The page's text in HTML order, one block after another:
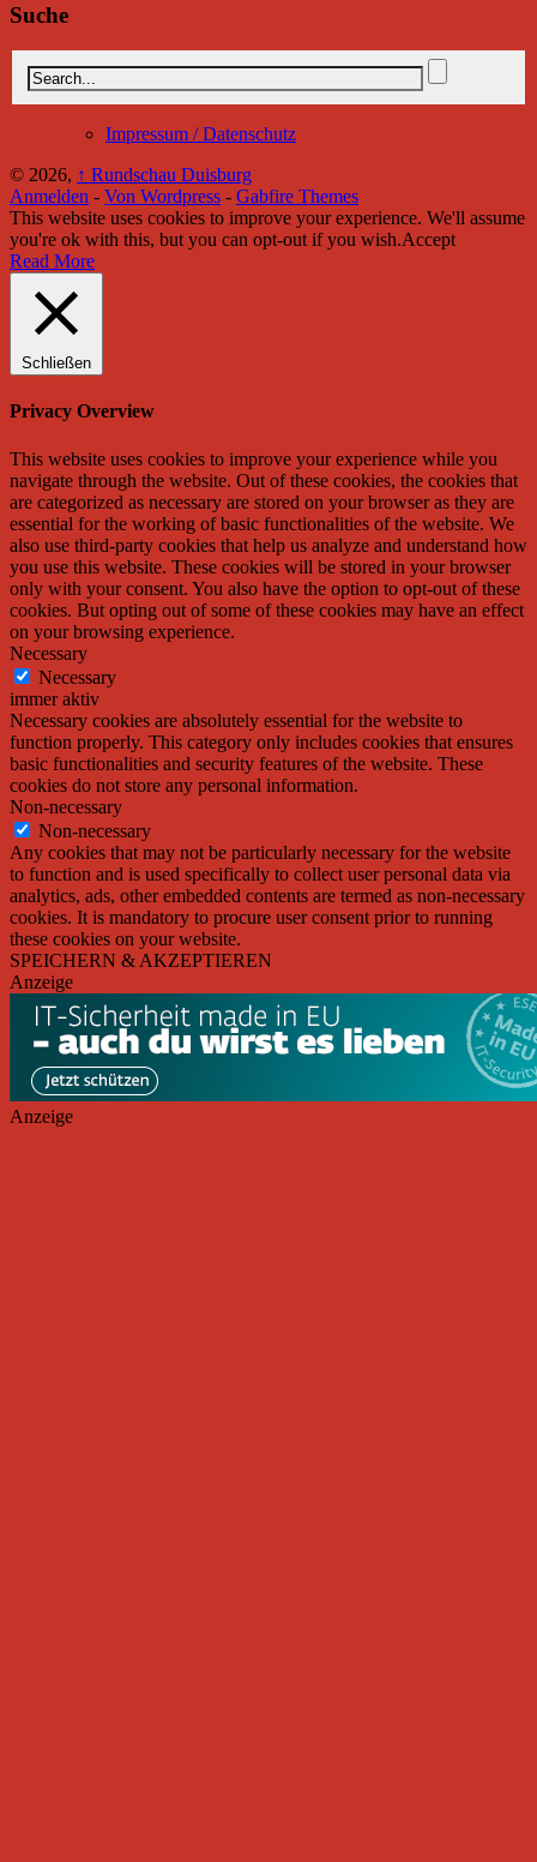
Suche
Impressum / Datenschutz
© 2026, ↑ Rundschau Duisburg
Anmelden - Von Wordpress - Gabfire Themes
This website uses cookies to improve your experience. We'll assume
you're ok with this, but you can opt-out if you wish.Accept
Read More
Schließen
Privacy Overview
This website uses cookies to improve your experience while you
navigate through the website. Out of these cookies, the cookies that
are categorized as necessary are stored on your browser as they are
essential for the working of basic functionalities of the website. We
also use third-party cookies that help us analyze and understand how
you use this website. These cookies will be stored in your browser
only with your consent. You also have the option to opt-out of these
cookies. But opting out of some of these cookies may have an effect
on your browsing experience.
Necessary
Necessary
immer aktiv
Necessary cookies are absolutely essential for the website to
function properly. This category only includes cookies that ensures
basic functionalities and security features of the website. These
cookies do not store any personal information.
Non-necessary
Non-necessary
Any cookies that may not be particularly necessary for the website
to function and is used specifically to collect user personal data via
analytics, ads, other embedded contents are termed as non-necessary
cookies. It is mandatory to procure user consent prior to running
these cookies on your website.
SPEICHERN & AKZEPTIEREN
Anzeige
Anzeige